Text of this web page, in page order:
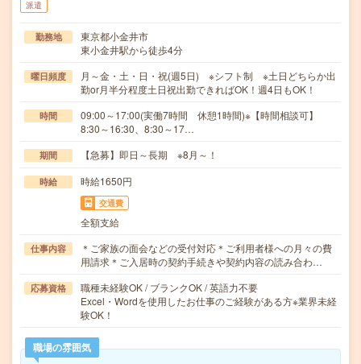
派遣
勤務地
東京都小金井市
東小金井駅から徒歩4分
曜日頻度
月～金・土・日・祝(週5日) ※シフト制 ※土日どちらか出
勤or月半分程度土日祝出勤できればOK！週4日もOK！
時間
09:00～17:00(実働7時間 休憩1時間)※【時間相談可】
8:30～16:30、8:30～17…
期間 【急募】即日～長期 ※8月～！
時給 時給1650円
交通費
全額支給
仕事内容
＊ご家族の面会などの受付対応＊ご利用者様への月々の費
用請求＊ご入居時の契約手続きや契約内容の読み合わ…
応募資格
職種未経験OK / ブランクOK / 英語力不要
Excel・Wordを使用したお仕事のご経験がある方※業界未経
験OK！
職場の雰囲気